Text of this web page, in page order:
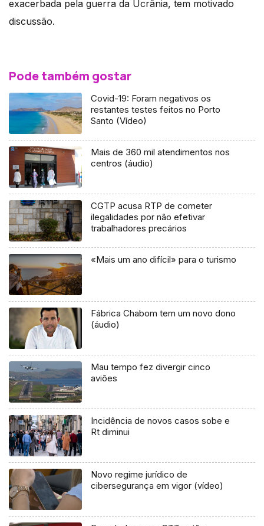
exacerbada pela guerra da Ucrânia, tem motivado
discussão.
Pode também gostar
Covid-19: Foram negativos os
restantes testes feitos no Porto
Santo (Vídeo)
Mais de 360 mil atendimentos nos
centros (áudio)
CGTP acusa RTP de cometer
ilegalidades por não efetivar
trabalhadores precários
«Mais um ano difícil» para o turismo
Fábrica Chabom tem um novo dono
(áudio)
Mau tempo fez divergir cinco
aviões
Incidência de novos casos sobe e
Rt diminui
Novo regime jurídico de
cibersegurança em vigor (vídeo)